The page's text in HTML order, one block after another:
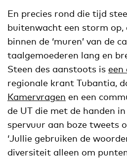
En precies rond die tijd
buitenwacht een storm
binnen de ‘muren’ van de
taalgemoederen lang en
Steen des aanstoots is een
regionale krant Tubantia,
Kamervragen en een
de UT die met de handen
spervuur aan boze tweets
‘Jullie gebruiken de
diversiteit alleen om